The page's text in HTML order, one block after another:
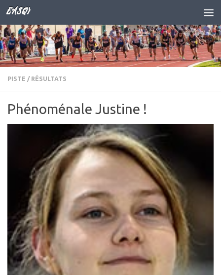
Skip to content
EASQY
PISTE / RÉSULTATS
Phénoménale Justine !